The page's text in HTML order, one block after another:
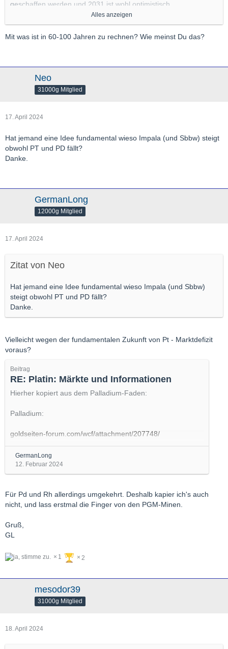
geschaffen werden und 2031 ist wohl optimistisch.
AW: Na der optimistische Exit aus dem Sozialismus-
Transhumanismus wäre E 2025 gewesen aber die WU-Krall
Mit der fortschreitenden Verschlechterung des Gen-Pools in
Europa ist eventuell in Generationen 60-100 Jahre zu rechnen,
einsetzen wird. Schwer einzuschätzen.
Alles anzeigen
Mit was ist in 60-100 Jahren zu rechnen? Wie meinst Du das?
Neo
31000g Mitglied
17. April 2024
Hat jemand eine Idee fundamental wieso Impala (und Sbbw) steigt
obwohl PT und PD fällt?
Danke.
GermanLong
12000g Mitglied
17. April 2024
Zitat von Neo
Hat jemand eine Idee fundamental wieso Impala (und Sbbw)
steigt obwohl PT und PD fällt?
Danke.
Vielleicht wegen der fundamentalen Zukunft von Pt - Marktdefizit
voraus?
Beitrag
RE: Platin: Märkte und Informationen
Hierher kopiert aus dem Palladium-Faden:
Palladium:
goldseiten-forum.com/wcf/attachment/207748/
goldseiten-forum.com/wcf/attachment/207752/
Andere Quellen sprechen von einem weiterhin anhaltenden
Defizit beim Palladium, das aber viele Jahre durch die
Platin:
Deutlich kleinere oberirdische Bestände beim Platin 2023
als beim Palladium (allerdings zwei verschiedene Quellen).
…
GermanLong
12. Februar 2024
Für Pd und Rh allerdings umgekehrt. Deshalb kapier ich's auch
nicht, und lass erstmal die Finger von den PGM-Minen.
Gruß,
GL
1 2
mesodor39
31000g Mitglied
18. April 2024